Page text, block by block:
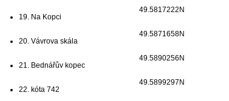
19. Na Kopci
49.5817222N
20. Vávrova skála
49.5871658N
21. Bednářův kopec
49.5890256N
22. kóta 742
49.5899297N